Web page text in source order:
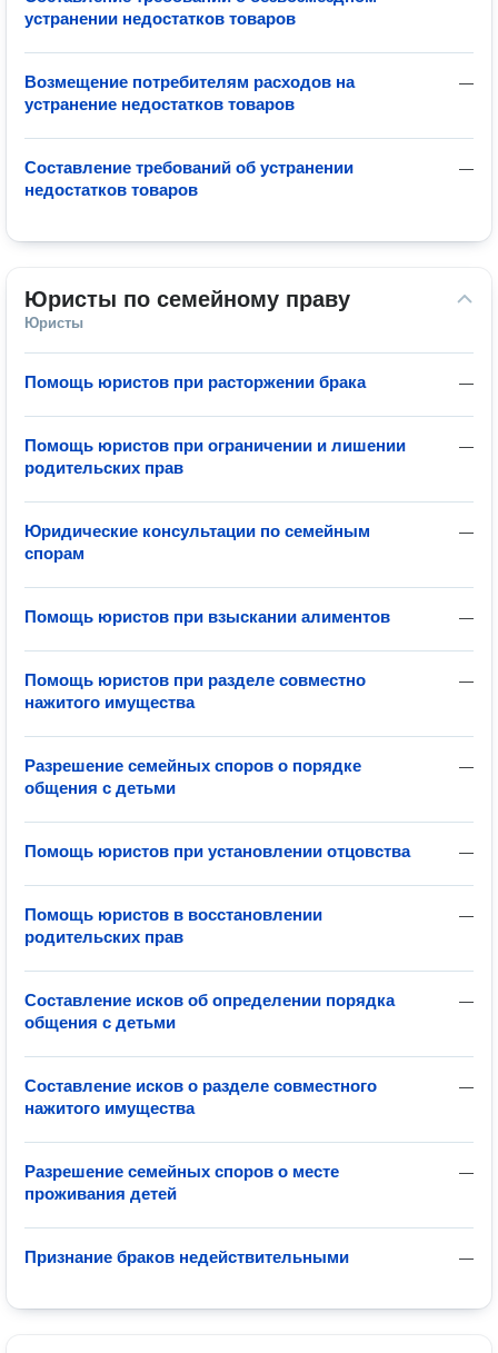
устранении недостатков товаров
—
Возмещение потребителям расходов на
устранение недостатков товаров
—
Составление требований об устранении
недостатков товаров
Юристы по семейному праву
Юристы
—
Помощь юристов при расторжении брака
—
Помощь юристов при ограничении и лишении
родительских прав
—
Юридические консультации по семейным
спорам
—
Помощь юристов при взыскании алиментов
—
Помощь юристов при разделе совместно
нажитого имущества
—
Разрешение семейных споров о порядке
общения с детьми
—
Помощь юристов при установлении отцовства
—
Помощь юристов в восстановлении
родительских прав
—
Составление исков об определении порядка
общения с детьми
—
Составление исков о разделе совместного
нажитого имущества
—
Разрешение семейных споров о месте
проживания детей
—
Признание браков недействительными